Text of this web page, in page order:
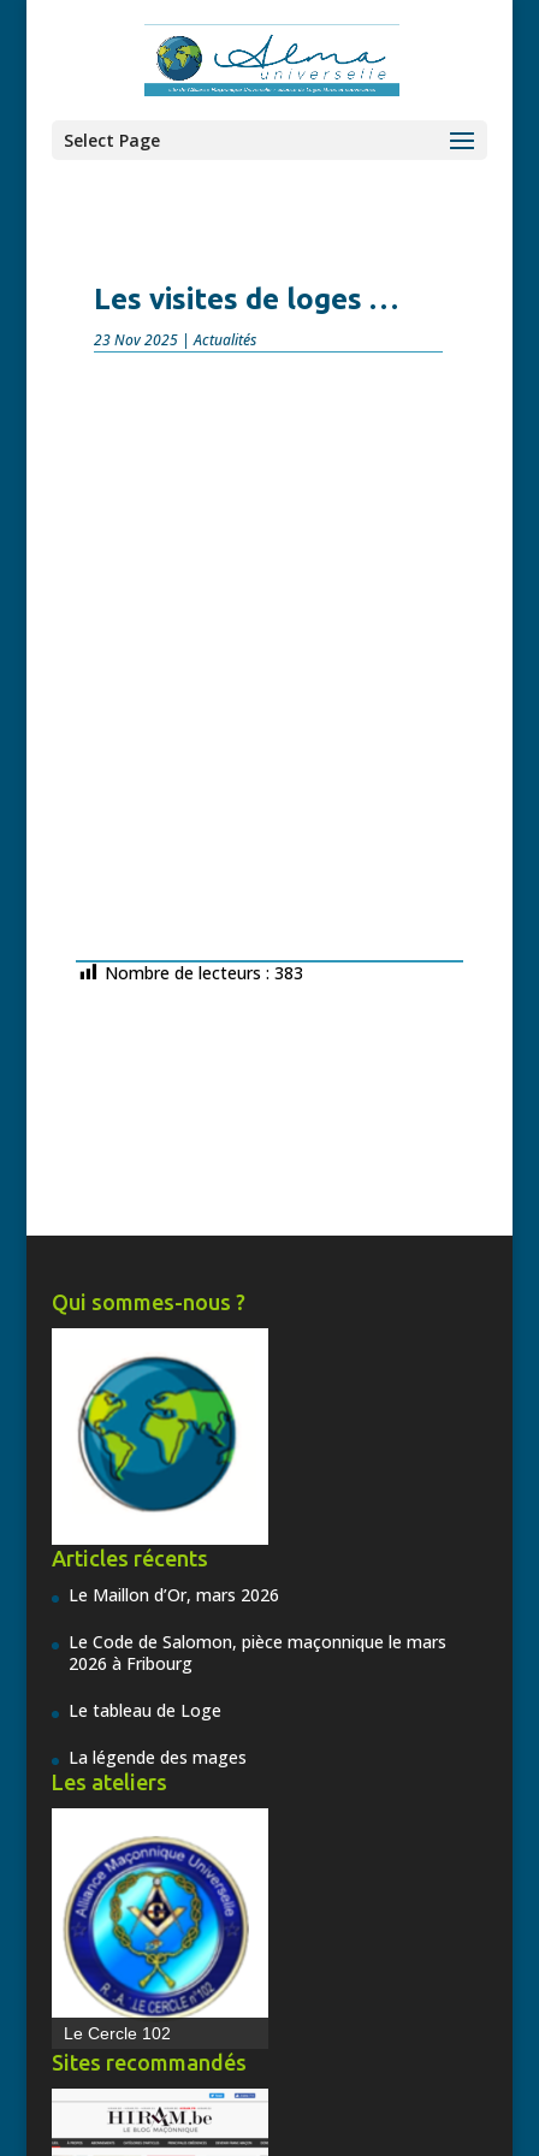
Select Page
Les visites de loges …
23 Nov 2025|Actualités
Nombre de lecteurs : 383
Qui sommes-nous ?
Articles récents
Le Maillon d’Or, mars 2026
Le Code de Salomon, pièce maçonnique le mars
2026 à Fribourg
Le tableau de Loge
La légende des mages
Les ateliers
Le Cercle 102
Sites recommandés